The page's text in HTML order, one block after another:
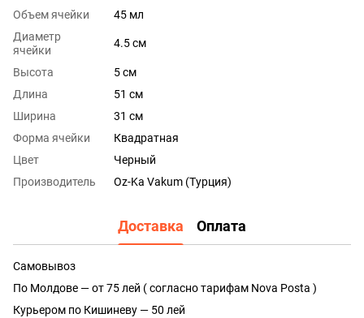
Объем ячейки
45 мл
Диаметр
ячейки
4.5 см
Высота
5 см
Длина
51 см
Ширина
31 см
Форма ячейки
Квадратная
Цвет
Черный
Производитель
Oz-Ka Vakum (Турция)
Доставка Оплата
Самовывоз
По Молдове — от 75 лей ( согласно тарифам Nova Posta )
Курьером по Кишиневу — 50 лей